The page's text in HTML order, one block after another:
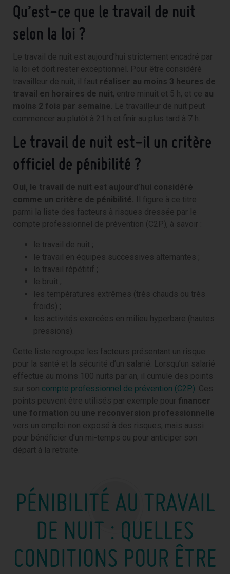
Qu’est-ce que le travail de nuit
selon la loi ?
Le travail de nuit est aujourd’hui strictement encadré par
la loi et doit rester exceptionnel. Pour être considéré
travailleur de nuit, il faut réaliser au moins 3 heures de
travail en horaires de nuit, entre minuit et 5 h, et ce au
moins 2 fois par semaine. Le travailleur de nuit peut
commencer au plutôt à 21 h et finir au plus tard à 7 h.
Le travail de nuit est-il un critère
officiel de pénibilité ?
Oui, le travail de nuit est aujourd’hui considéré
comme un critère de pénibilité.
Il figure à ce titre
parmi la liste des facteurs à risques dressée par le
compte professionnel de prévention (C2P), à savoir :
le travail de nuit ;
le travail en équipes successives alternantes ;
le travail répétitif ;
le bruit ;
les températures extrêmes (très chauds ou très
froids) ;
les activités exercées en milieu hyperbare (hautes
pressions).
Cette liste regroupe les facteurs présentant un risque
pour la santé et la sécurité d’un salarié. Lorsqu’un salarié
effectue au moins 100 nuits par an, il cumule des points
sur son compte professionnel de prévention (C2P). Ces
points peuvent être utilisés par exemple pour financer
une formation ou une reconversion professionnelle
vers un emploi non exposé à des risques, mais aussi
pour bénéficier d’un mi-temps ou pour anticiper son
départ à la retraite.
PÉNIBILITÉ AU TRAVAIL
DE NUIT : QUELLES
CONDITIONS POUR ÊTRE